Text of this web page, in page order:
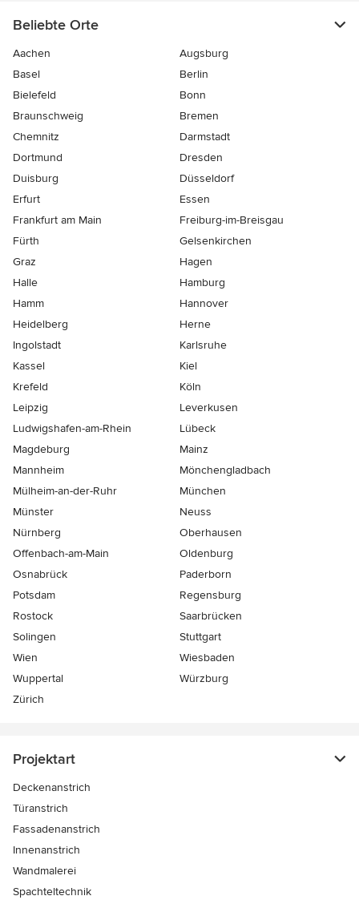
Beliebte Orte
Aachen
Augsburg
Basel
Berlin
Bielefeld
Bonn
Braunschweig
Bremen
Chemnitz
Darmstadt
Dortmund
Dresden
Duisburg
Düsseldorf
Erfurt
Essen
Frankfurt am Main
Freiburg-im-Breisgau
Fürth
Gelsenkirchen
Graz
Hagen
Halle
Hamburg
Hamm
Hannover
Heidelberg
Herne
Ingolstadt
Karlsruhe
Kassel
Kiel
Krefeld
Köln
Leipzig
Leverkusen
Ludwigshafen-am-Rhein
Lübeck
Magdeburg
Mainz
Mannheim
Mönchen­gladbach
Mülheim-an-der-Ruhr
München
Münster
Neuss
Nürnberg
Oberhausen
Offenbach-am-Main
Oldenburg
Osnabrück
Paderborn
Potsdam
Regensburg
Rostock
Saarbrücken
Solingen
Stuttgart
Wien
Wiesbaden
Wuppertal
Würzburg
Zürich
Projektart
Deckenanstrich
Türanstrich
Fassadenanstrich
Innenanstrich
Wandmalerei
Spachteltechnik